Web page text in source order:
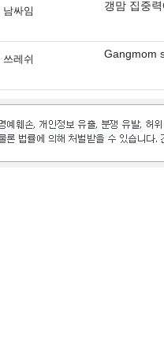
남싸임 갱맘 집중
쓰레쉬 Gangmom